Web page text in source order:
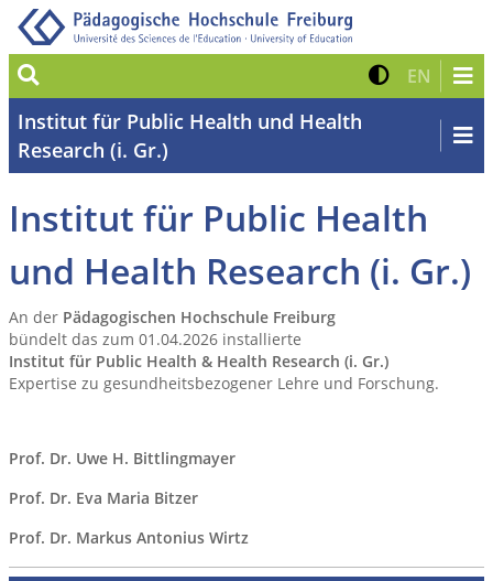
Suche Kontrast
EN Zur
Institut für Public Health und Health
Research (i. Gr.)
Institut für Public Health
und Health Research (i. Gr.)
An der Pädagogischen Hochschule Freiburg
bündelt das zum 01.04.2026 installierte
Institut für Public Health & Health Research (i. Gr.)
Expertise zu gesundheitsbezogener Lehre und Forschung.
Prof. Dr. Uwe H. Bittlingmayer
Prof. Dr. Eva Maria Bitzer
Prof. Dr. Markus Antonius Wirtz